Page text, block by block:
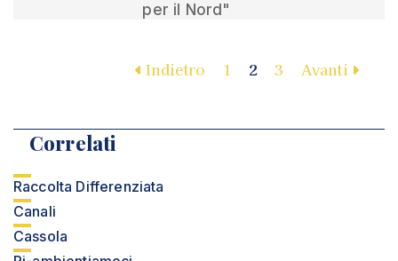
per il Nord"
Indietro 1 2 3 Avanti
Correlati
Raccolta Differenziata
Canali
Cassola